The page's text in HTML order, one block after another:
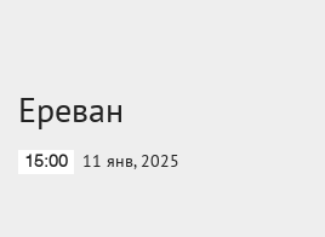
Ереван
15:00 11 янв, 2025